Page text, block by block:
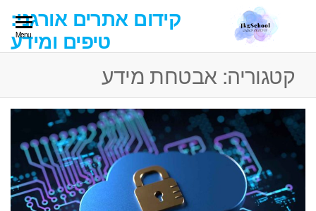
קידום אתרים אורגני:
טיפים ומידע
Menu
קטגוריה: אבטחת מידע